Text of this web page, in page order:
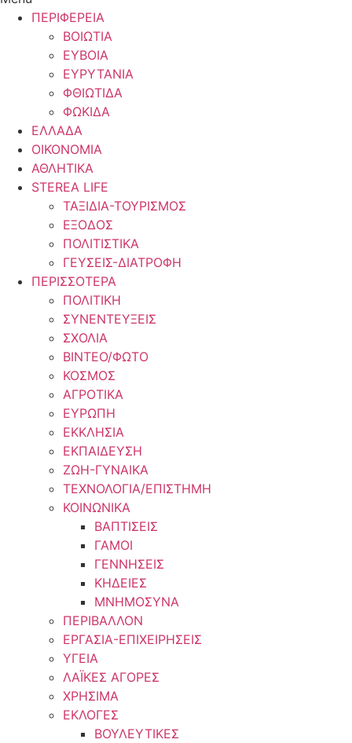
ΠΕΡΙΦΕΡΕΙΑ
ΒΟΙΩΤΙΑ
ΕΥΒΟΙΑ
ΕΥΡΥΤΑΝΙΑ
ΦΘΙΩΤΙΔΑ
ΦΩΚΙΔΑ
ΕΛΛΑΔΑ
ΟΙΚΟΝΟΜΙΑ
ΑΘΛΗΤΙΚΑ
STEREA LIFE
ΤΑΞΙΔΙΑ-ΤΟΥΡΙΣΜΟΣ
ΕΞΟΔΟΣ
ΠΟΛΙΤΙΣΤΙΚΑ
ΓΕΥΣΕΙΣ-ΔΙΑΤΡΟΦΗ
ΠΕΡΙΣΣΟΤΕΡΑ
ΠΟΛΙΤΙΚΗ
ΣΥΝΕΝΤΕΥΞΕΙΣ
ΣΧΟΛΙΑ
ΒΙΝΤΕΟ/ΦΩΤΟ
ΚΟΣΜΟΣ
ΑΓΡΟΤΙΚΑ
ΕΥΡΩΠΗ
ΕΚΚΛΗΣΙΑ
ΕΚΠΑΙΔΕΥΣΗ
ΖΩΗ-ΓΥΝΑΙΚΑ
ΤΕΧΝΟΛΟΓΙΑ/ΕΠΙΣΤΗΜΗ
ΚΟΙΝΩΝΙΚΑ
ΒΑΠΤΙΣΕΙΣ
ΓΑΜΟΙ
ΓΕΝΝΗΣΕΙΣ
ΚΗΔΕΙΕΣ
ΜΝΗΜΟΣΥΝΑ
ΠΕΡΙΒΑΛΛΟΝ
ΕΡΓΑΣΙΑ-ΕΠΙΧΕΙΡΗΣΕΙΣ
ΥΓΕΙΑ
ΛΑΪΚΕΣ ΑΓΟΡΕΣ
ΧΡΗΣΙΜΑ
ΕΚΛΟΓΕΣ
ΒΟΥΛΕΥΤΙΚΕΣ